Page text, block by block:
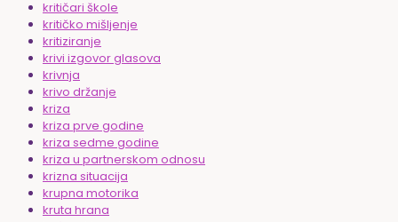
kritičari škole
kritičko mišljenje
kritiziranje
krivi izgovor glasova
krivnja
krivo držanje
kriza
kriza prve godine
kriza sedme godine
kriza u partnerskom odnosu
krizna situacija
krupna motorika
kruta hrana